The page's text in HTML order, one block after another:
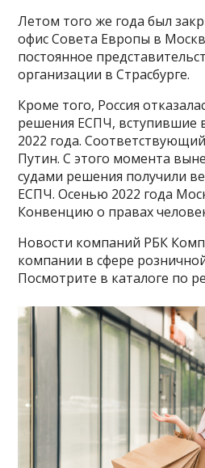
Летом того же года был
офис Совета Европы в
постоянное
организации в Страсбурге.
Кроме того, Россия
решения ЕСПЧ, вступившие
2022 года.
Путин. С этого момента
судами решения получили
ЕСПЧ. Осенью 2022 года
Конвенцию о правах
Новости компаний РБК
компании в сфере
Посмотрите в каталоге по